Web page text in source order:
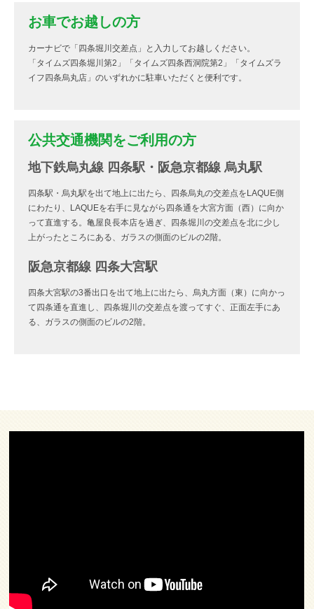
お車でお越しの方
カーナビで「四条堀川交差点」と入力してお越しください。
「タイムズ四条堀川第2」「タイムズ四条西洞院第2」「タイムズラ
イフ四条烏丸店」のいずれかに駐車いただくと便利です。
公共交通機関をご利用の方
地下鉄烏丸線 四条駅・阪急京都線 烏丸駅
四条駅・烏丸駅を出て地上に出たら、四条烏丸の交差点をLAQUE側
にわたり、LAQUEを右手に見ながら四条通を大宮方面（西）に向か
って直進する。亀屋良長本店を過ぎ、四条堀川の交差点を北に少し
上がったところにある、ガラスの側面のビルの2階。
阪急京都線 四条大宮駅
四条大宮駅の3番出口を出て地上に出たら、烏丸方面（東）に向かっ
て四条通を直進し、四条堀川の交差点を渡ってすぐ、正面左手にあ
る、ガラスの側面のビルの2階。